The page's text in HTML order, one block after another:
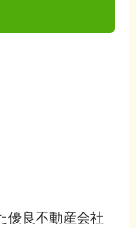
優良不動産会社